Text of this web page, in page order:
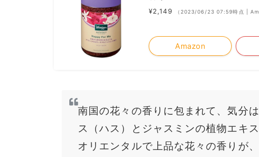
¥2,149 （2023/06/23 07:59時点 |
Amazon
南国の花々の香りに包まれて、気分
ス（ハス）とジャスミンの植物エキス
オリエンタルで上品な花々の香りが